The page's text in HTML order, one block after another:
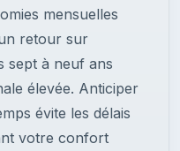
mensuelles
retour sur
sept à neuf ans
élevée. Anticiper
évite les délais
votre confort